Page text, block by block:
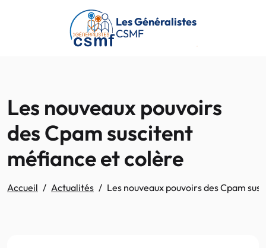
Passer au contenu principal
Les Généralistes
CSMF
Les nouveaux pouvoirs
des Cpam suscitent
méfiance et colère
Accueil Actualités Les nouveaux pouvoirs des Cpam